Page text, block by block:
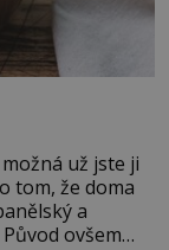
už jste ji
tom, že doma
a
ovšem